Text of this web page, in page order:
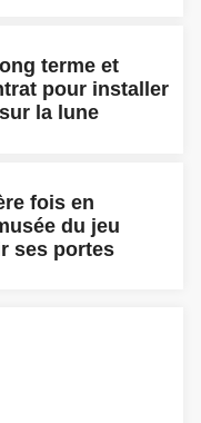
terme et
pour installer
la lune
fois en
du jeu
ses portes